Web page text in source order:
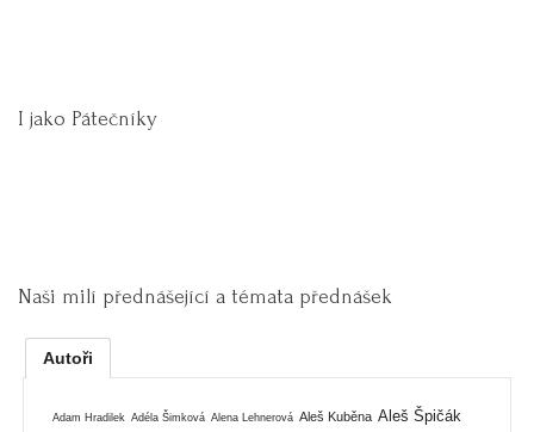
I jako Pátečníky
Naši milí přednášející a témata přednášek
Autoři
Adam Hradilek Adéla Šimková Alena Lehnerová Aleš Kuběna Aleš Špičák